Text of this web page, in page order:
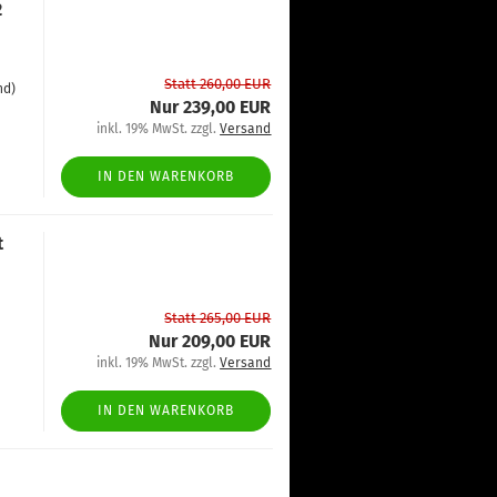
Statt 260,00 EUR
Nur 239,00 EUR
inkl. 19% MwSt. zzgl.Versand
IN DEN WARENKORB
Statt 265,00 EUR
Nur 209,00 EUR
inkl. 19% MwSt. zzgl.Versand
IN DEN WARENKORB